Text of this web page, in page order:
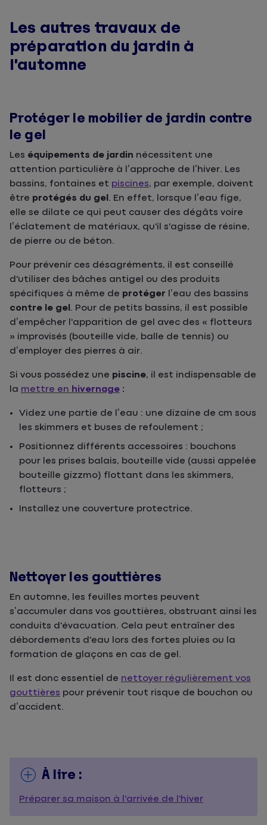
Les autres travaux de
préparation du jardin à
l’automne
Protéger le mobilier de jardin contre
le gel
Les équipements de jardin nécessitent une
attention particulière à l’approche de l’hiver. Les
bassins, fontaines et piscines, par exemple, doivent
être protégés du gel . En effet, lorsque l’eau fige,
elle se dilate ce qui peut causer des dégâts voire
l’éclatement de matériaux, qu'il s'agisse de résine,
de pierre ou de béton.
Pour prévenir ces désagréments, il est conseillé
d'utiliser des bâches antigel ou des produits
spécifiques à même de protéger l’eau des bassins
contre le gel . Pour de petits bassins, il est possible
d’empêcher l'apparition de gel avec des « flotteurs
» improvisés (bouteille vide, balle de tennis) ou
d’employer des pierres à air.
Si vous possédez une piscine, il est indispensable de
la mettre en hivernage :
Videz une partie de l’eau : une dizaine de cm sous
les skimmers et buses de refoulement ;
Positionnez différents accessoires : bouchons
pour les prises balais, bouteille vide (aussi appelée
bouteille gizzmo) flottant dans les skimmers,
flotteurs ;
Installez une couverture protectrice.
Nettoyer les gouttières
En automne, les feuilles mortes peuvent
s’accumuler dans vos gouttières, obstruant ainsi les
conduits d'évacuation. Cela peut entraîner des
débordements d'eau lors des fortes pluies ou la
formation de glaçons en cas de gel.
Il est donc essentiel de nettoyer régulièrement vos
gouttières pour prévenir tout risque de bouchon ou
d’accident.
À lire :
Préparer sa maison à l'arrivée de l'hiver